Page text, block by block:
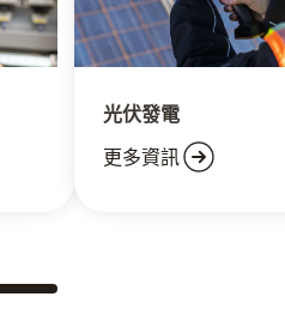
光伏發電
更多資訊